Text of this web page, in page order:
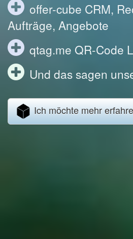
offer-cube CRM,
Aufträge, Angebote
qtag.me QR-Code
Und das sagen
Ich möchte mehr